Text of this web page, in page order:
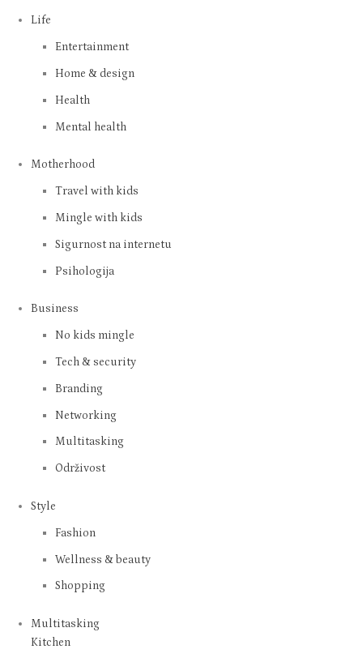
Life
Entertainment
Home & design
Health
Mental health
Motherhood
Travel with kids
Mingle with kids
Sigurnost na internetu
Psihologija
Business
No kids mingle
Tech & security
Branding
Networking
Multitasking
Održivost
Style
Fashion
Wellness & beauty
Shopping
Multitasking
Kitchen